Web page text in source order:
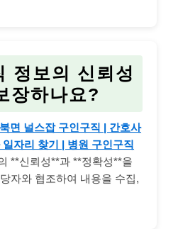
정보의 신뢰성
장하나요?
면 널스잡 구인구직 | 간호사
자리 찾기 | 병원 구인구직
**신뢰성**과 **정확성**을
자와 협조하여 내용을 수집,